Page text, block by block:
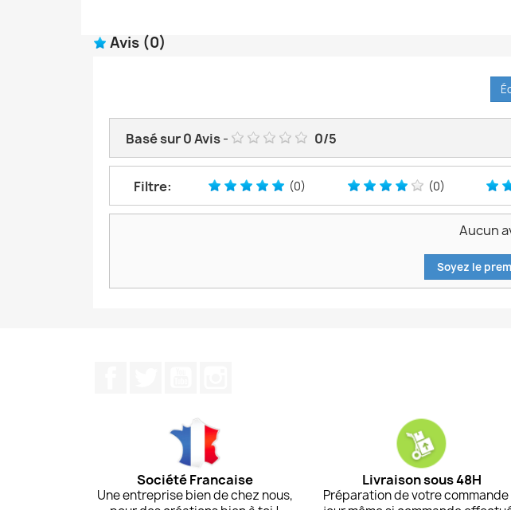
Avis (0)
Basé sur0Avis- 0/5
Filtre: (0) (0)
Aucun
Soyez le
Société Francaise
Une entreprise bien de chez nous,
Livraison sous 48H
Préparation de votre commande